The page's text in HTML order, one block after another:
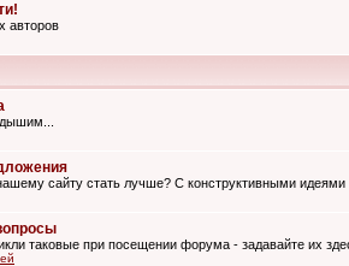
авторов
сайту стать лучше? С конструктивными
таковые при посещении форума - задавайте их